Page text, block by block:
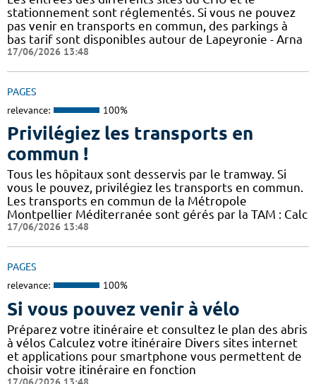
stationnement sont réglementés. Si vous ne pouvez
pas venir en transports en commun, des parkings à
bas tarif sont disponibles autour de Lapeyronie - Arna
17/06/2026 13:48
PAGES
relevance: 100%
Privilégiez les transports en
commun !
Tous les hôpitaux sont desservis par le tramway. Si
vous le pouvez, privilégiez les transports en commun.
Les transports en commun de la Métropole
Montpellier Méditerranée sont gérés par la TAM : Calc
17/06/2026 13:48
PAGES
relevance: 100%
Si vous pouvez venir à vélo
Préparez votre itinéraire et consultez le plan des abris
à vélos Calculez votre itinéraire Divers sites internet
et applications pour smartphone vous permettent de
choisir votre itinéraire en fonction